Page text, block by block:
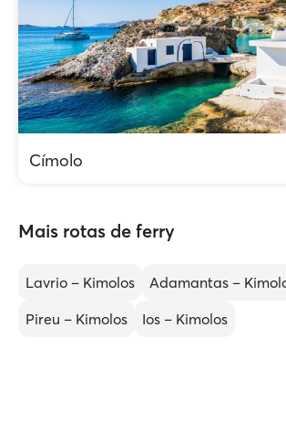
Címolo
Mais rotas de ferry
Lavrio – Kimolos
Adamantas –
Pireu – Kimolos
Ios – Kimolos